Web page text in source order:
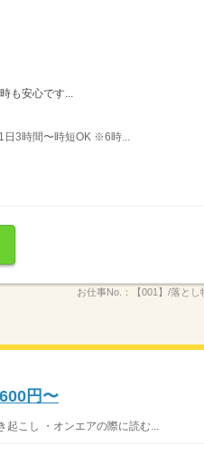
も安心です...
日3時間〜時短OK ※6時...
お仕事No.： 【001】/落と
円〜
こし ・オンエアの際に読む...